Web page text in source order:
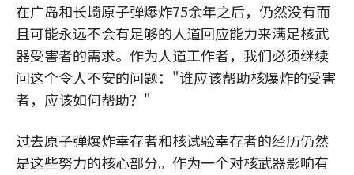
在广岛和长崎原子弹爆炸75余年之后，仍然没有而
且可能永远不会有足够的人道回应能力来满足核武
器受害者的需求。作为人道工作者，我们必须继续
问这个令人不安的问题："谁应该帮助核爆炸的受害
者，应该如何帮助？"
过去原子弹爆炸幸存者和核试验幸存者的经历仍然
是这些努力的核心部分。作为一个对核武器影响有